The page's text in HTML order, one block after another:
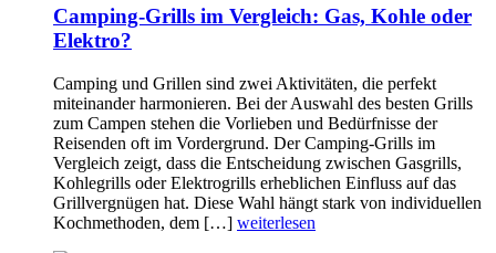
Camping-Grills im Vergleich: Gas, Kohle oder
Elektro?
Camping und Grillen sind zwei Aktivitäten, die perfekt
miteinander harmonieren. Bei der Auswahl des besten Grills
zum Campen stehen die Vorlieben und Bedürfnisse der
Reisenden oft im Vordergrund. Der Camping-Grills im
Vergleich zeigt, dass die Entscheidung zwischen Gasgrills,
Kohlegrills oder Elektrogrills erheblichen Einfluss auf das
Grillvergnügen hat. Diese Wahl hängt stark von individuellen
Kochmethoden, dem […] weiterlesen